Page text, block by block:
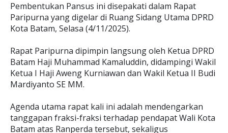
Pembentukan Pansus ini disepakati dalam Rapat
Paripurna yang digelar di Ruang Sidang Utama DPRD
Kota Batam, Selasa (4/11/2025).
Rapat Paripurna dipimpin langsung oleh Ketua DPRD
Batam Haji Muhammad Kamaluddin, didampingi Wakil
Ketua I Haji Aweng Kurniawan dan Wakil Ketua II Budi
Mardiyanto SE MM.
Agenda utama rapat kali ini adalah mendengarkan
tanggapan fraksi-fraksi terhadap pendapat Wali Kota
Batam atas Ranperda tersebut, sekaligus